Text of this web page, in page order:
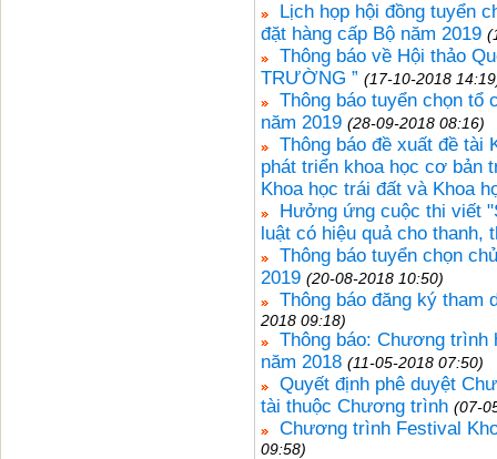
Lịch họp hội đồng tuyển
đặt hàng cấp Bộ năm 2019
Thông báo về Hội thảo
TRƯỜNG ” (17-10-2018
Thông báo tuyển chọn tổ
năm 2019 (28-09-2018 08:16)
Thông báo đề xuất đề tài
phát triển khoa học cơ bản
Khoa học trái đất và Khoa
Hưởng ứng cuộc thi viết
luật có hiệu quả cho thanh,
Thông báo tuyển chọn
2019 (20-08-2018 10:50)
Thông báo đăng ký tham
2018 09:18)
Thông báo: Chương trình
năm 2018 (11-05-2018 07:50)
Quyết định phê duyệt
tài thuộc Chương trình (07-
Chương trình Festival
09:58)